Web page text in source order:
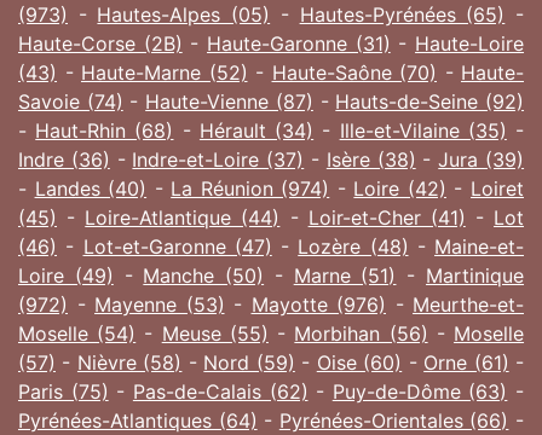
(973) - Hautes-Alpes (05) - Hautes-Pyrénées (65) -
Haute-Corse (2B) - Haute-Garonne (31) - Haute-Loire
(43) - Haute-Marne (52) - Haute-Saône (70) - Haute-
Savoie (74) - Haute-Vienne (87) - Hauts-de-Seine (92)
- Haut-Rhin (68) - Hérault (34) - Ille-et-Vilaine (35) -
Indre (36) - Indre-et-Loire (37) - Isère (38) -Jura (39)
- Landes (40) - La Réunion (974) - Loire (42) - Loiret
(45) - Loire-Atlantique (44) - Loir-et-Cher (41) - Lot
(46) - Lot-et-Garonne (47) - Lozère (48) - Maine-et-
Loire (49) - Manche (50) - Marne (51) - Martinique
(972) - Mayenne (53) - Mayotte (976) - Meurthe-et-
Moselle (54) - Meuse (55) - Morbihan (56) - Moselle
(57) - Nièvre (58) - Nord (59) - Oise (60) - Orne (61) -
Paris (75) - Pas-de-Calais (62) - Puy-de-Dôme (63) -
Pyrénées-Atlantiques (64) - Pyrénées-Orientales (66) -